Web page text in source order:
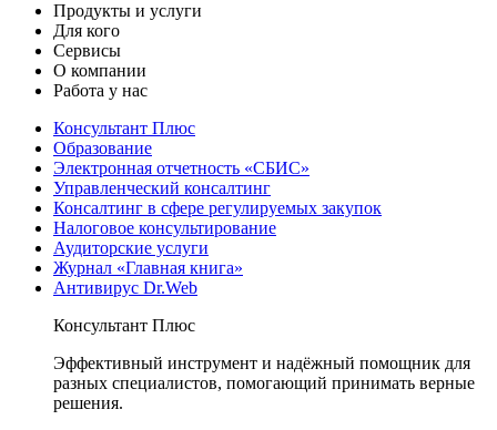
Продукты и услуги
Для кого
Сервисы
О компании
Работа у нас
Консультант Плюс
Образование
Электронная отчетность «СБИС»
Управленческий консалтинг
Консалтинг в сфере регулируемых закупок
Налоговое консультирование
Аудиторские услуги
Журнал «Главная книга»
Антивирус Dr.Web
Консультант Плюс
Эффективный инструмент и надёжный помощник для
разных специалистов, помогающий принимать верные
решения.